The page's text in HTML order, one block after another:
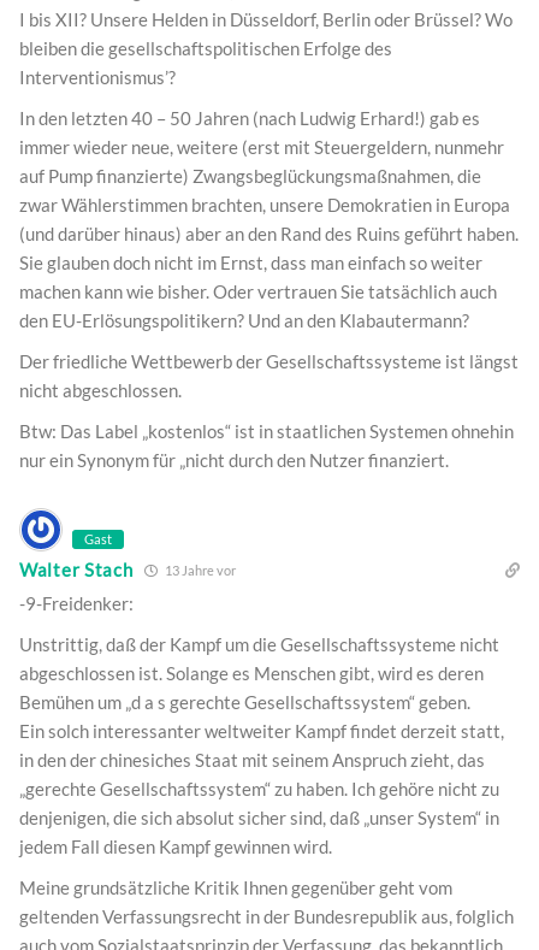
I bis XII? Unsere Helden in Düsseldorf, Berlin oder Brüssel? Wo
bleiben die gesellschaftspolitischen Erfolge des
Interventionismus’?
In den letzten 40 – 50 Jahren (nach Ludwig Erhard!) gab es
immer wieder neue, weitere (erst mit Steuergeldern, nunmehr
auf Pump finanzierte) Zwangsbeglückungsmaßnahmen, die
zwar Wählerstimmen brachten, unsere Demokratien in Europa
(und darüber hinaus) aber an den Rand des Ruins geführt haben.
Sie glauben doch nicht im Ernst, dass man einfach so weiter
machen kann wie bisher. Oder vertrauen Sie tatsächlich auch
den EU-Erlösungspolitikern? Und an den Klabautermann?
Der friedliche Wettbewerb der Gesellschaftssysteme ist längst
nicht abgeschlossen.
Btw: Das Label „kostenlos“ ist in staatlichen Systemen ohnehin
nur ein Synonym für „nicht durch den Nutzer finanziert.
Gast
Walter Stach 13 Jahre vor
-9-Freidenker:
Unstrittig, daß der Kampf um die Gesellschaftssysteme nicht
abgeschlossen ist. Solange es Menschen gibt, wird es deren
Bemühen um „d a s gerechte Gesellschaftssystem“ geben.
Ein solch interessanter weltweiter Kampf findet derzeit statt,
in den der chinesiches Staat mit seinem Anspruch zieht, das
„gerechte Gesellschaftssystem“ zu haben. Ich gehöre nicht zu
denjenigen, die sich absolut sicher sind, daß „unser System“ in
jedem Fall diesen Kampf gewinnen wird.
Meine grundsätzliche Kritik Ihnen gegenüber geht vom
geltenden Verfassungsrecht in der Bundesrepublik aus, folglich
auch vom Sozialstaatsprinzip der Verfassung, das bekanntlich